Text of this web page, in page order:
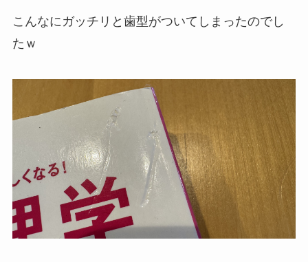
こんなにガッチリと歯型がついてしまったのでし
たｗ